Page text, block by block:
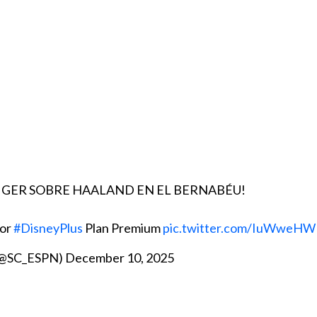
SOBRE HAALAND EN EL BERNABÉU!
#DisneyPlus Plan Premiumpic.twitter.com/
December 10, 2025